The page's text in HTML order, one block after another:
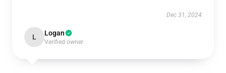
Dec 31, 2024
L Logan
Verified owner